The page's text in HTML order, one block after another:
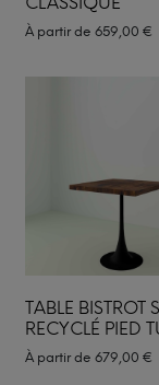
À partir de 659,00 €
TABLE BISTROT
RECYCLÉ PIED
À partir de 679,00 €